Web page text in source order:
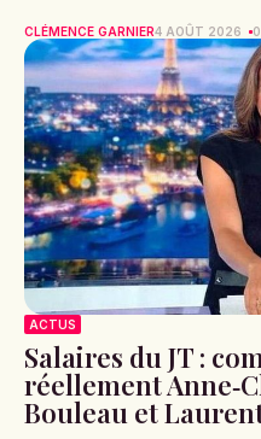
CLÉMENCE GARNIER4 AOÛT 2026
ACTUS
Salaires du JT :
réellement
Bouleau et